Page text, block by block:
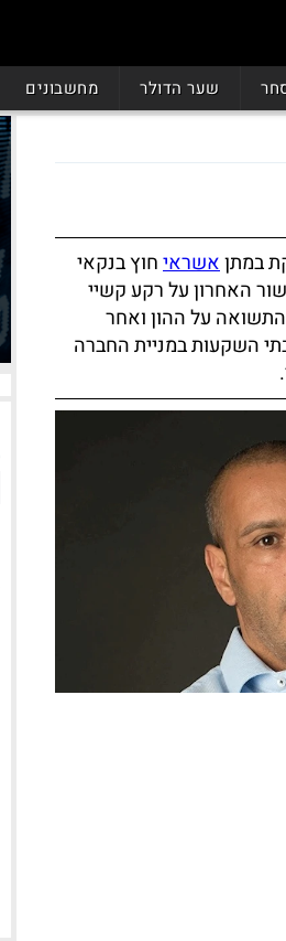
שער הדולר מחשבונים
במתןאשראיחוץ בנקאי
האחרון על רקע קשיי
על ההון ואחר
השקעות במניית החברה